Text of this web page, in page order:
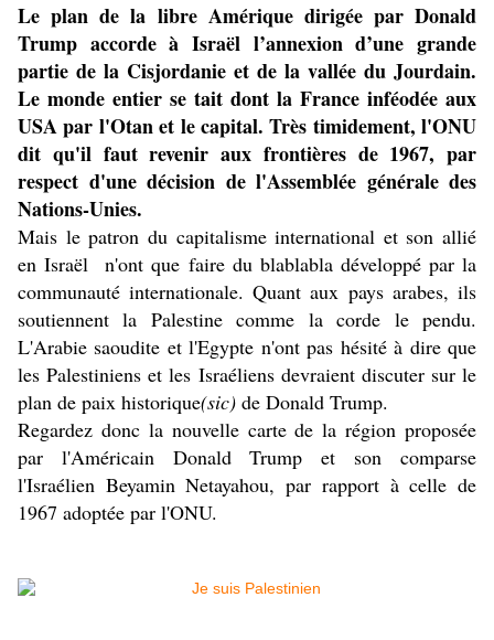
Le plan de la libre Amérique dirigée par Donald
Trump accorde à Israël l’annexion d’une grande
partie de la Cisjordanie et de la vallée du Jourdain.
Le monde entier se tait dont la France inféodée aux
USA par l'Otan et le capital. Très timidement, l'ONU
dit qu'il faut revenir aux frontières de 1967, par
respect d'une décision de l'Assemblée générale des
Nations-Unies.
Mais le patron du capitalisme international et son allié
en Israël n'ont que faire du blablabla développé par la
communauté internationale. Quant aux pays arabes, ils
soutiennent la Palestine comme la corde le pendu.
L'Arabie saoudite et l'Egypte n'ont pas hésité à dire que
les Palestiniens et les Israéliens devraient discuter sur le
plan de paix historique(sic) de Donald Trump.
Regardez donc la nouvelle carte de la région proposée
par l'Américain Donald Trump et son comparse
l'Israélien Beyamin Netayahou, par rapport à celle de
1967 adoptée par l'ONU.